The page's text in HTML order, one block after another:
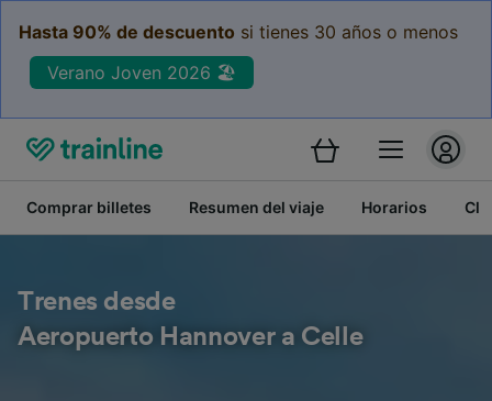
Hasta 90% de descuento si tienes 30 años o menos
Verano Joven 2026 🏖️
Comprar billetes Resumen del viaje Horarios
Trenes desde
Aeropuerto Hannover a Celle